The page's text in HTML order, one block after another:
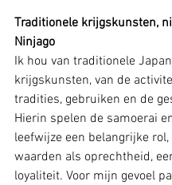
Traditionele krijgskunsten,
Ninjago
Ik hou van traditionele
krijgskunsten, van de
tradities, gebruiken en de
Hierin spelen de samoerai
leefwijze een belangrijke rol,
waarden als oprechtheid,
loyaliteit. Voor mijn gevoel